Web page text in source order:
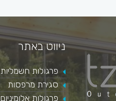
ניווט באתר
פרגולות חשמליות
סגירת מרפסות
פרגולות אלומיניום